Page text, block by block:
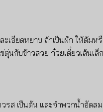
เอียดหยาบ ถ้าเป็นผัก ให้ต้ม
นกับข้าวสวย ก๋วยเตี๋ยวเส้นเ
ส เป็นต้น และจำพวกน้ำอัดล